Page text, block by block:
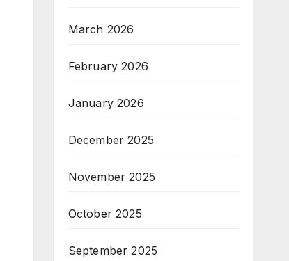
March 2026
February 2026
January 2026
December 2025
November 2025
October 2025
September 2025